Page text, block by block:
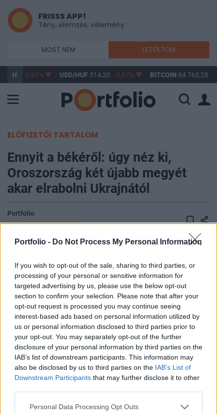
Portfolio - Do Not Process My Personal Information
If you wish to opt-out of the sale, sharing to third parties, or
processing of your personal or sensitive information for
targeted advertising by us, please use the below opt-out
section to confirm your selection. Please note that after your
opt-out request is processed you may continue seeing
interest-based ads based on personal information utilized by
us or personal information disclosed to third parties prior to
your opt-out. You may separately opt-out of the further
disclosure of your personal information by third parties on the
IAB’s list of downstream participants. This information may
also be disclosed by us to third parties on the IAB’s List of
Downstream Participants that may further disclose it to other
Personal Data Processing Opt Outs
FRISSS APP!
Tény, elemzés, vélemény
MOST NEM LETÖLTÖM
-0,61% USD/HUF314,20 -0,87% BITCOIN64 763,28
ELŐFIZETŐI TARTALOM
Ennyit a békéről: úgy néz ki,
Oroszország két újabb megyét
akar elrabolni Ukrajnától
Portfolio
2025. május 21. 11:20
Ukrajna Szumi és Harkiv régióit is – írja az MK.ru
és a News.ru.
Az orosz médiaportálok szerint már „most is beszélgetnek”
arról, hogy nem csupán öt, hanem sokkal inkább hét
megyét kellene elvenni Ukrajnától. Oroszország jelenleg
Herszon, Zaporizzsja, Donyeck és Luhanszk megyéket,
valamint az autonóm Krím régiót követeli magának
Ukrajnából. A területi igényt lehet, hogy kibővítenék az
északi Harkiv és Szumi régiókkal. Az...